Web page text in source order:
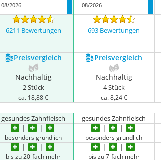
08/2026
08/2026
6211 Bewertungen 693 Bewertungen
Preis­vergleich Preis­vergleich
Nachhaltig Nachhaltig
2 Stück
ca. 18,88 €
4 Stück
ca. 8,24 €
gesundes Zahnfleisch gesundes Zahnfleisch
besonders gründlich besonders gründlich
bis zu 20-fach mehr bis zu 7-fach mehr